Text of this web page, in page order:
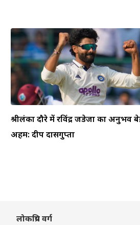
श्रीलंका दौरे में रविंद्र जडेजा का अनुभव
अहम: दीप दासगुप्ता
लोकप्रिय वर्ग